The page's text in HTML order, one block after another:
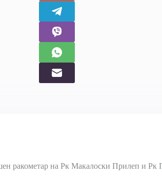
ракометар на Рк Макалоски Прилеп и Рк